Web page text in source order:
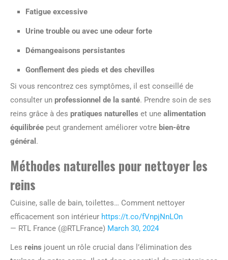
Fatigue excessive
Urine trouble ou avec une odeur forte
Démangeaisons persistantes
Gonflement des pieds et des chevilles
Si vous rencontrez ces symptômes, il est conseillé de
consulter un professionnel de la santé. Prendre soin de ses
reins grâce à des pratiques naturelles et une alimentation
équilibrée peut grandement améliorer votre bien-être
général .
Méthodes naturelles pour nettoyer les
reins
Cuisine, salle de bain, toilettes… Comment nettoyer
efficacement son intérieur https://t.co/fVnpjNnLOn
— RTL France (@RTLFrance) March 30, 2024
Les reins jouent un rôle crucial dans l’élimination des